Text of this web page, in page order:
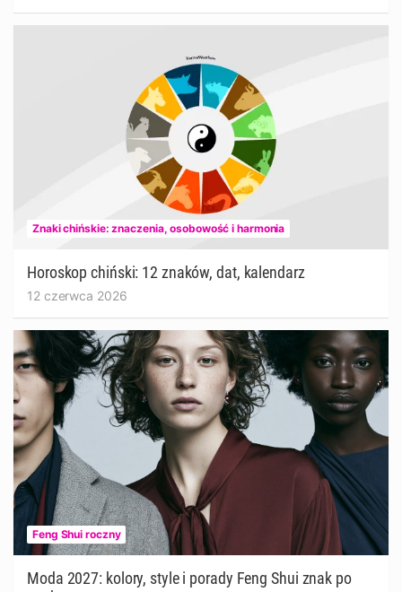
Znaki chińskie: znaczenia, osobowość i harmonia
Horoskop chiński: 12 znaków, dat, kalendarz
12 czerwca 2026
Feng Shui roczny
Moda 2027: kolory, style i porady Feng Shui znak po